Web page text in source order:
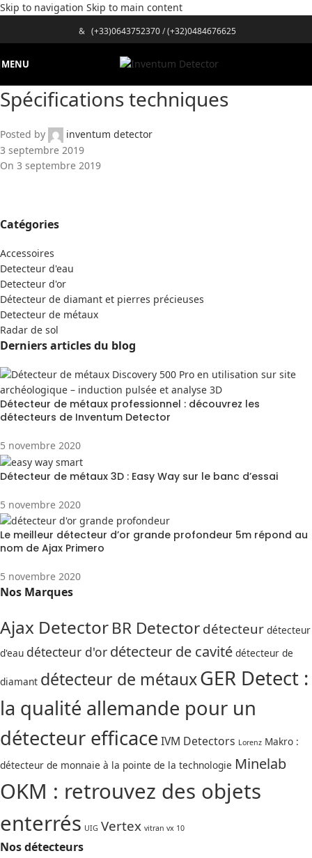
Skip to navigation Skip to main content
& (+33)0643752370/(+32)0484676625
MENU
Spécifications techniques
Posted by
inventum detector
3 septembre 2019
On 3 septembre 2019
Catégories
Accessoires
Detecteur d'eau
Detecteur d'or
Détecteur de diamant et pierres précieuses
Detecteur de métaux
Radar de sol
Derniers articles du blog
Détecteur de métaux professionnel : découvrez les
détecteurs de Inventum Detector
5 novembre 2020
Détecteur de métaux 3D : Easy Way sur le banc d’essai
5 novembre 2020
Le meilleur détecteur d’or grande profondeur 5m répond au
nom de Ajax Primero
5 novembre 2020
Nos Marques
Ajax DetectorBR Detectordétecteur détecteur
d'eau détecteur d'or détecteur de cavité détecteur de
diamant détecteur de métauxGER Detect :
la qualité allemande pour un
détecteur efficace IVM Detectors Lorenz Makro :
détecteur de monnaie à la pointe de la technologie Minelab
OKM : retrouvez des objets
enterrés UIG Vertex vitran vx 10
Nos détecteurs